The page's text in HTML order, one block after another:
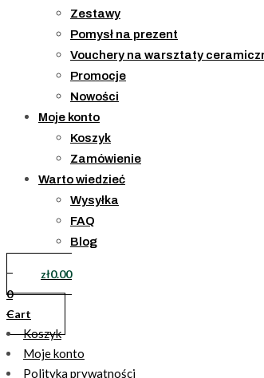
Zestawy
Pomysł na prezent
Vouchery na warsztaty
Promocje
Nowości
Moje konto
Koszyk
Zamówienie
Warto wiedzieć
Wysyłka
FAQ
Blog
zł0.00
0
Cart
Koszyk
Moje konto
Polityka prywatności